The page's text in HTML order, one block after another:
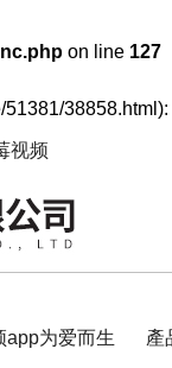
on line 127
视频
app为爱而生 產